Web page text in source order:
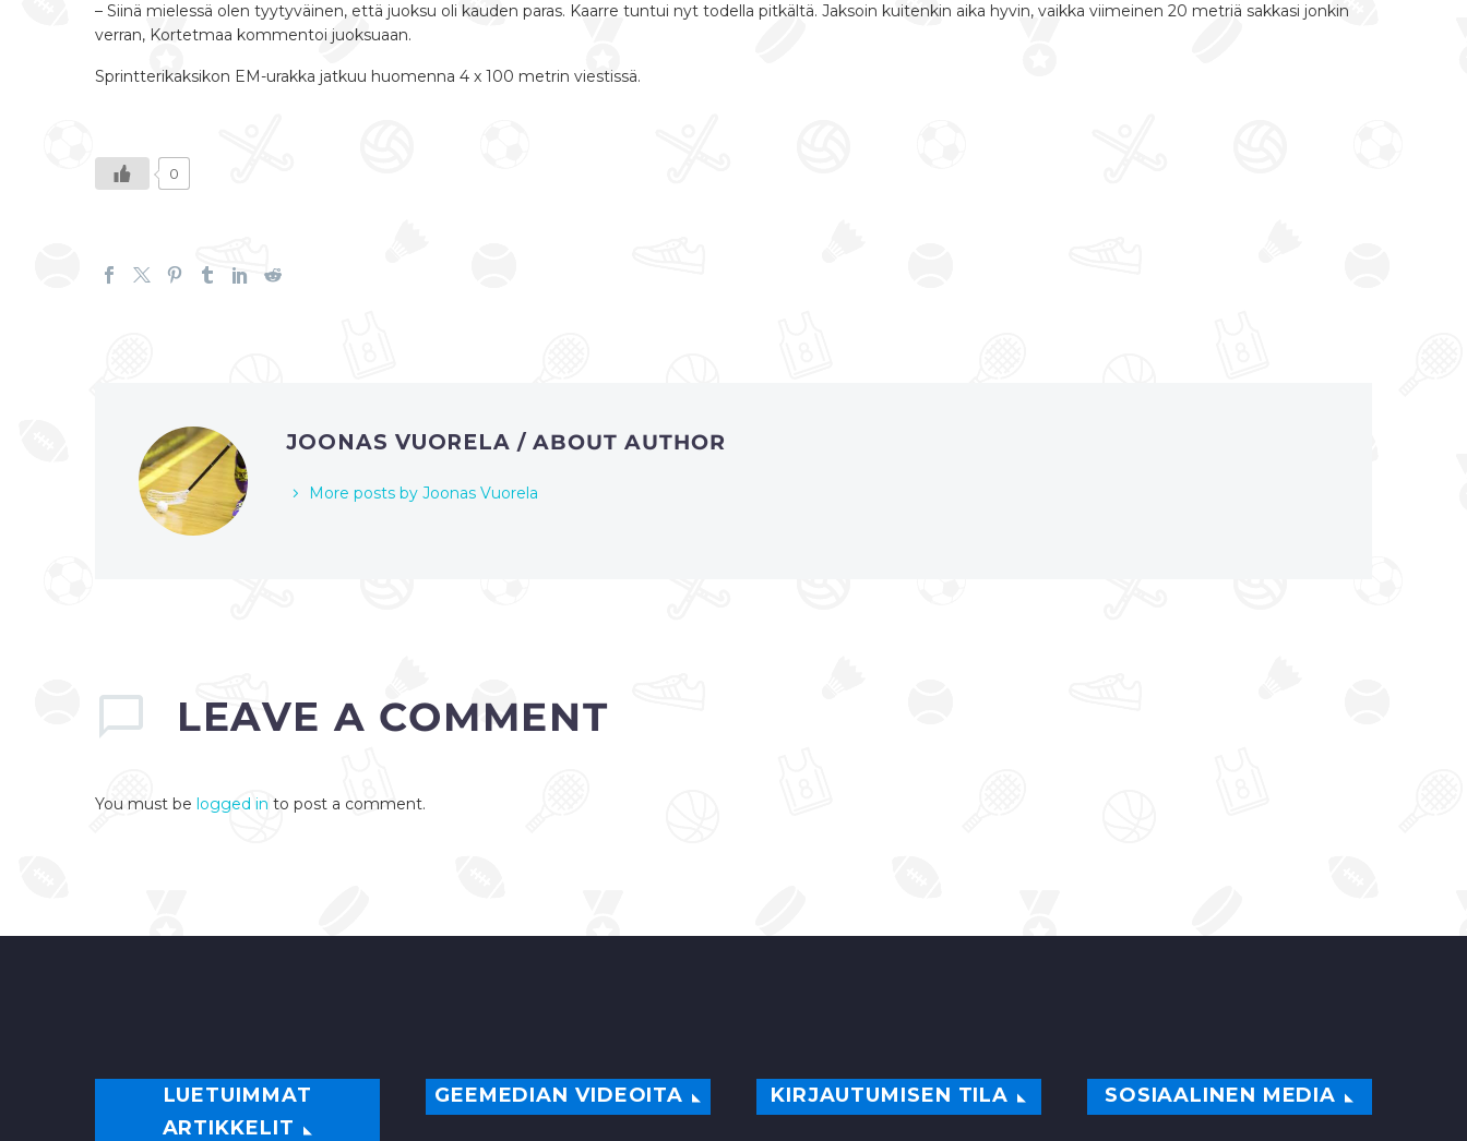
– Siinä mielessä olen tyytyväinen, että juoksu oli kauden paras. Kaarre tuntui nyt todella pitkältä. Jaksoin kuitenkin aika hyvin, vaikka viimeinen 20 metriä sakkasi jonkin
verran, Kortetmaa kommentoi juoksuaan.
Sprintterikaksikon EM-urakka jatkuu huomenna 4 x 100 metrin viestissä.
0
JOONAS VUORELA/ ABOUT AUTHOR
More posts by Joonas Vuorela
LEAVE A COMMENT
You must be logged in to post a comment.
LUETUIMMAT
ARTIKKELIT
GEEMEDIAN VIDEOITA KIRJAUTUMISEN TILA SOSIAALINEN MEDIA